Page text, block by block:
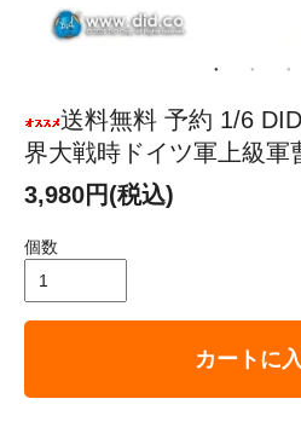
送料無料 予約 1/6
界大戦時ドイツ軍上級軍
3,980円(税込)
個数
カートに